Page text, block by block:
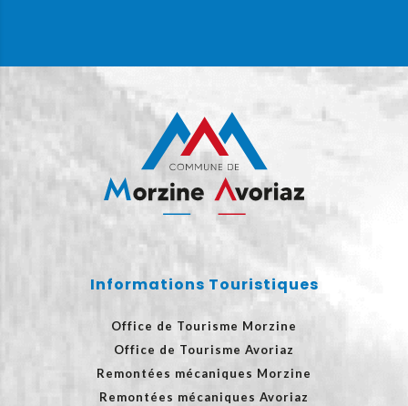
Informations Touristiques
Office de Tourisme Morzine
Office de Tourisme Avoriaz
Remontées mécaniques Morzine
Remontées mécaniques Avoriaz